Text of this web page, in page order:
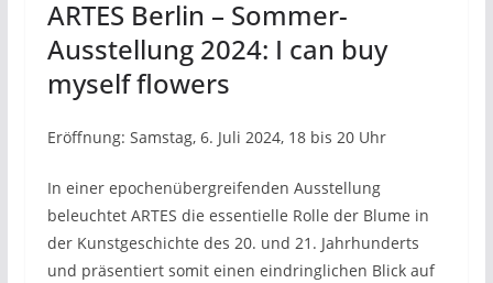
ARTES Berlin – Sommer-
Ausstellung 2024: I can buy
myself flowers
Eröffnung: Samstag, 6. Juli 2024, 18 bis 20 Uhr
In einer epochenübergreifenden Ausstellung
beleuchtet ARTES die essentielle Rolle der Blume in
der Kunstgeschichte des 20. und 21. Jahrhunderts
und präsentiert somit einen eindringlichen Blick auf